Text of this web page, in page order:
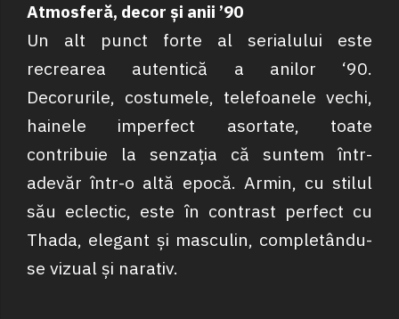
Atmosferă, decor și anii ’90
Un alt punct forte al serialului este
recrearea autentică a anilor ‘90.
Decorurile, costumele, telefoanele vechi,
hainele imperfect asortate, toate
contribuie la senzația că suntem într-
adevăr într-o altă epocă. Armin, cu stilul
său eclectic, este în contrast perfect cu
Thada, elegant și masculin, completându-
se vizual și narativ.